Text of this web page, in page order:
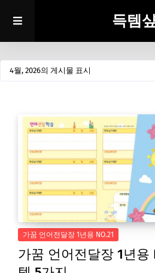
득템
4월, 2026의 게시물 표시
가꿈 언어전달장 1년용 NO.21
가꿈 언어전달장 1년용